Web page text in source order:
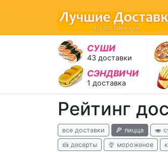
СУШИ
43 доставки
СЭНДВИЧИ
1 доставка
Рейтинг
все доставки 🍕 пицца 🍣
🍰 десерты
🍨 мороженое